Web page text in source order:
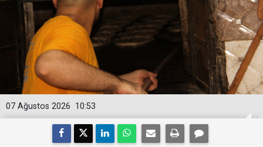
10:53
07 Ağustos 2026